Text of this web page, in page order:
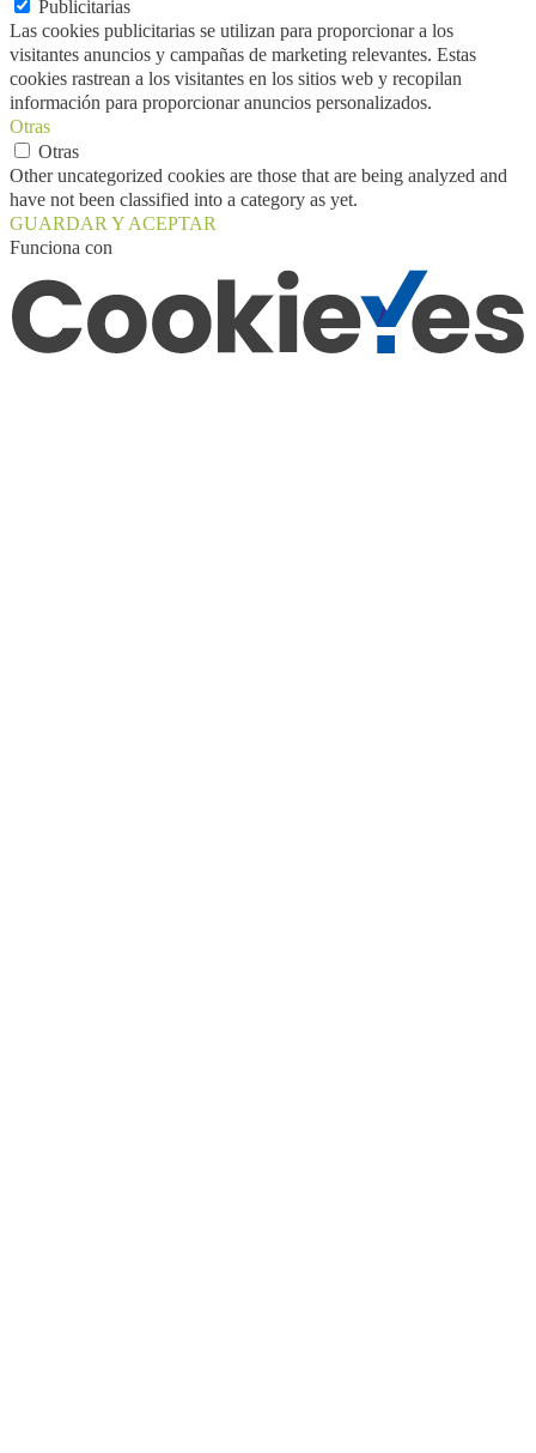
Publicitarias
Las cookies publicitarias se utilizan para proporcionar a los
visitantes anuncios y campañas de marketing relevantes. Estas
cookies rastrean a los visitantes en los sitios web y recopilan
información para proporcionar anuncios personalizados.
Otras
Otras
Other uncategorized cookies are those that are being analyzed and
have not been classified into a category as yet.
GUARDAR Y ACEPTAR
Funciona con